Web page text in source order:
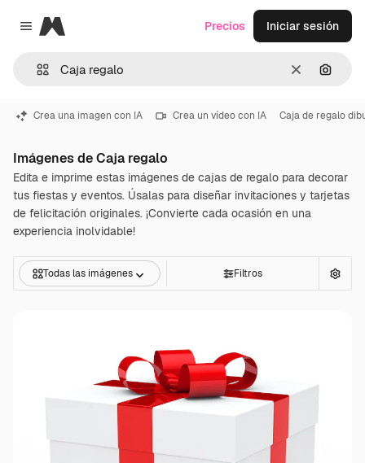
Close menu
Magnific
Borrar
Precios Iniciar sesión
Crea una imagen con IA Crea un vídeo con IA Caja de regalo
Imágenes de Caja regalo
Edita e imprime estas imágenes de cajas de regalo para decorar
tus fiestas y eventos. Úsalas para diseñar invitaciones y tarjetas
de felicitación originales. ¡Convierte cada ocasión en una
experiencia inolvidable!
Todas las imágenes Filtros